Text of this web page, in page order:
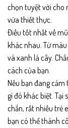
chọn tuyệt vời cho
vừa thiết thực.
Điều tốt nhất về
khác nhau. Từ
và xanh lá cây.
cách của bạn.
Nếu bạn đang
gì đó khác biệt. Tại
chắn, rất nhiều trẻ
bạn có thể thành